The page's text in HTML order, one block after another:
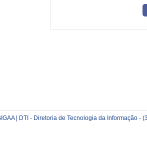
| DTI - Diretoria de Tecnologia da Informação